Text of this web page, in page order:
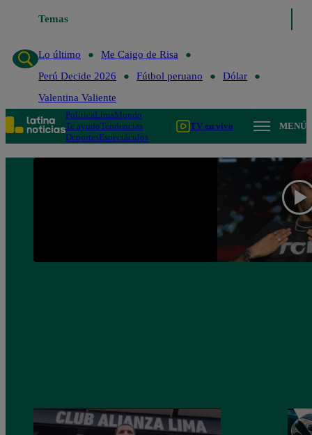
Temas
Lo último
Lo último
Me Caigo de Risa
Perú Decide 2026
Fútbol peruano
Dólar
Valentina Valiente
PolíticaLimaMundo
Te ayudoTendencias
DeportesEspectáculos
TV en vivo MENÚ